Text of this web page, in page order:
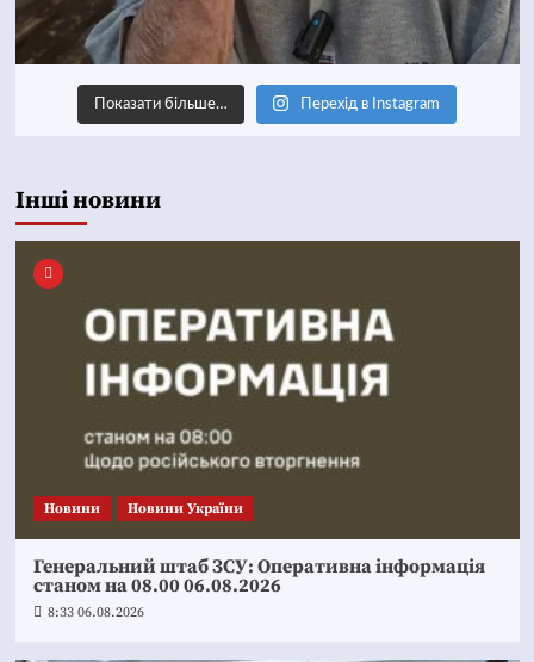
Показати більше… Перехід в Instagram
Інші новини
Новини Новини України
Генеральний штаб ЗСУ: Оперативна інформація
станом на 08.00 06.08.2026
8:33 06.08.2026